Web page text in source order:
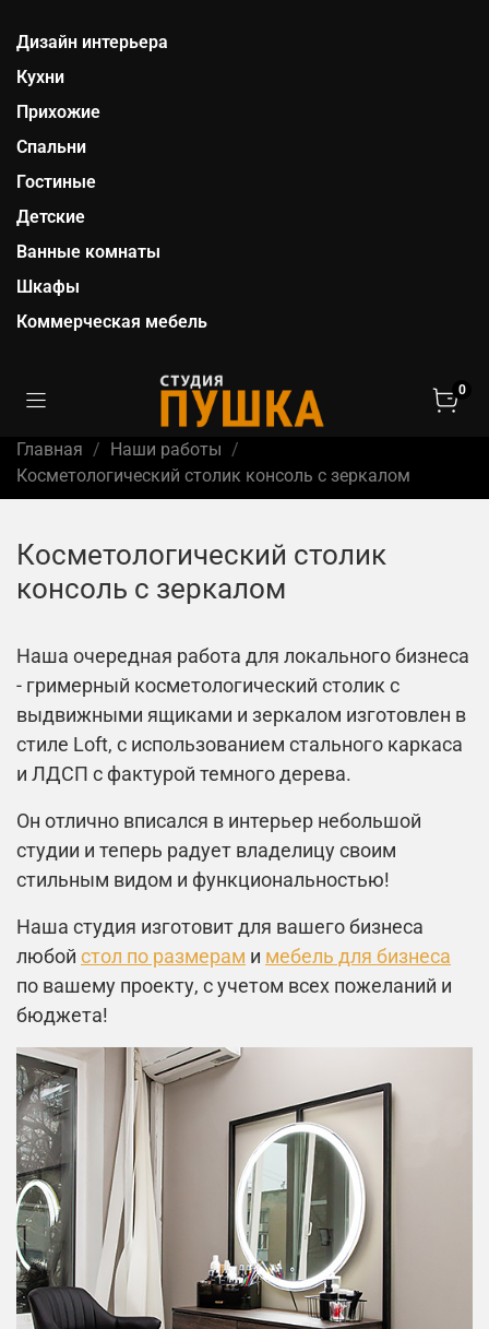
Дизайн интерьера
Кухни
Прихожие
Спальни
Гостиные
Детские
Ванные комнаты
Шкафы
Коммерческая мебель
0
Главная
Наши работы
Косметологический столик консоль с зеркалом
Косметологический столик
консоль с зеркалом
Наша очередная работа для локального бизнеса
- гримерный косметологический столик с
выдвижными ящиками и зеркалом изготовлен в
стиле Loft, с использованием стального каркаса
и ЛДСП с фактурой темного дерева.
Он отлично вписался в интерьер небольшой
студии и теперь радует владелицу своим
стильным видом и функциональностью!
Наша студия изготовит для вашего бизнеса
любой стол по размерам и мебель для бизнеса
по вашему проекту, с учетом всех пожеланий и
бюджета!